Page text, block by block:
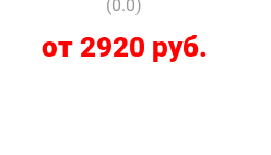
(0.0)
от 2920 руб.